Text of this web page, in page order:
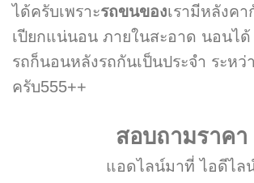
ได้ครับเพราะรถขนของเรามีหลังค
เปียกแน่นอน ภายในสะอาด นอนไ
รถก็นอนหลังรถกันเป็นประจำ ระหว่
ครับ555++
สอบถามราคา
แอดไลน์มาที่ ไอดีไล